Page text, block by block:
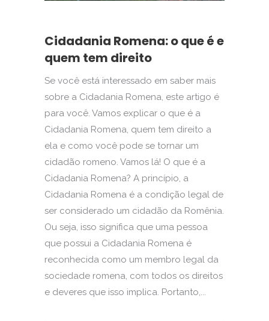
Cidadania Romena: o que é e
quem tem direito
Se você está interessado em saber mais
sobre a Cidadania Romena, este artigo é
para você. Vamos explicar o que é a
Cidadania Romena, quem tem direito a
ela e como você pode se tornar um
cidadão romeno. Vamos lá! O que é a
Cidadania Romena? A princípio, a
Cidadania Romena é a condição legal de
ser considerado um cidadão da Romênia.
Ou seja, isso significa que uma pessoa
que possui a Cidadania Romena é
reconhecida como um membro legal da
sociedade romena, com todos os direitos
e deveres que isso implica. Portanto,...